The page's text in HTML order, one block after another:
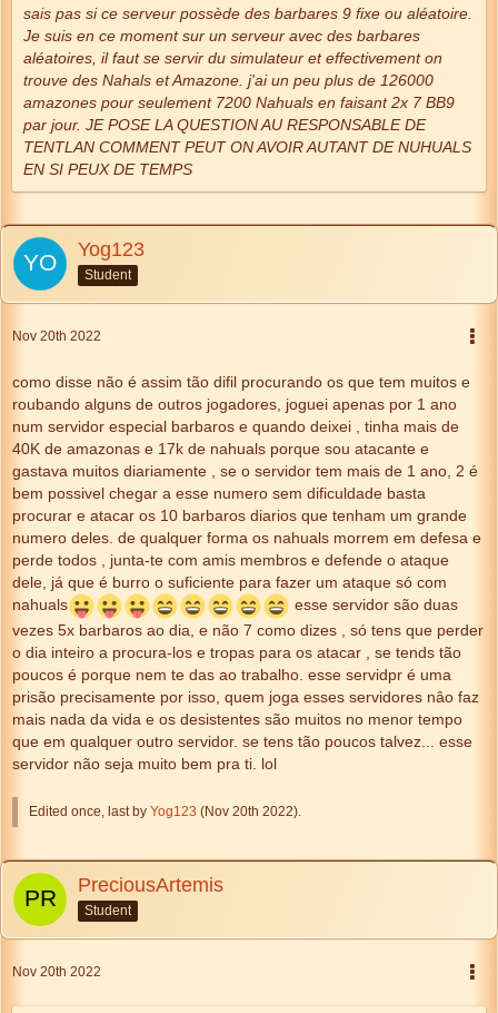
sais pas si ce serveur possède des barbares 9 fixe ou aléatoire.
Je suis en ce moment sur un serveur avec des barbares
aléatoires, il faut se servir du simulateur et effectivement on
trouve des Nahals et Amazone. j'ai un peu plus de 126000
amazones pour seulement 7200 Nahuals en faisant 2x 7 BB9
par jour. JE POSE LA QUESTION AU RESPONSABLE DE
TENTLAN COMMENT PEUT ON AVOIR AUTANT DE NUHUALS
EN SI PEUX DE TEMPS
Yog123
Student
Nov 20th 2022
como disse não é assim tão difil procurando os que tem muitos e
roubando alguns de outros jogadores, joguei apenas por 1 ano
num servidor especial barbaros e quando deixei , tinha mais de
40K de amazonas e 17k de nahuals porque sou atacante e
gastava muitos diariamente , se o servidor tem mais de 1 ano, 2 é
bem possivel chegar a esse numero sem dificuldade basta
procurar e atacar os 10 barbaros diarios que tenham um grande
numero deles. de qualquer forma os nahuals morrem em defesa e
perde todos , junta-te com amis membros e defende o ataque
dele, já que é burro o suficiente para fazer um ataque só com
nahuals
esse servidor são duas
vezes 5x barbaros ao dia, e não 7 como dizes , só tens que perder
o dia inteiro a procura-los e tropas para os atacar , se tends tão
poucos é porque nem te das ao trabalho. esse servidpr é uma
prisão precisamente por isso, quem joga esses servidores nâo faz
mais nada da vida e os desistentes são muitos no menor tempo
que em qualquer outro servidor. se tens tão poucos talvez... esse
servidor não seja muito bem pra ti. lol
Edited once, last by Yog123 (Nov 20th 2022).
PreciousArtemis
Student
Nov 20th 2022